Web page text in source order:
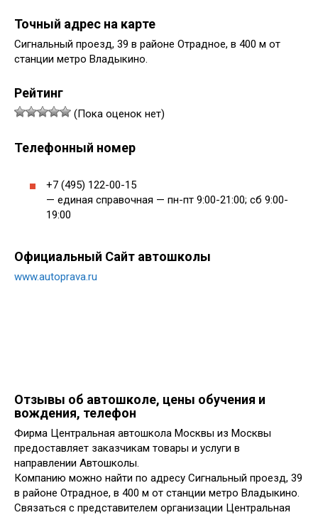
Точный адрес на карте
Сигнальный проезд, 39 в районе Отрадное, в 400 м от
станции метро Владыкино.
Рейтинг
(Пока оценок нет)
Телефонный номер
+7 (495) 122-00-15
— единая справочная — пн-пт 9:00-21:00; сб 9:00-
19:00
Официальный Сайт автошколы
www.autoprava.ru
Отзывы об автошколе, цены обучения и
вождения, телефон
Фирма Центральная автошкола Москвы из Москвы
предоставляет заказчикам товары и услуги в
направлении Автошколы.
Компанию можно найти по адресу Сигнальный проезд, 39
в районе Отрадное, в 400 м от станции метро Владыкино.
Связаться с представителем организации Центральная